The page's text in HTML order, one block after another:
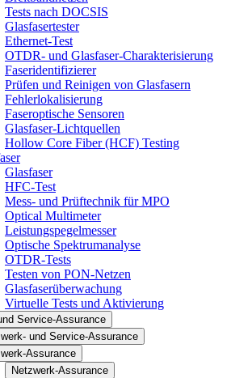
Tests nach DOCSIS
Glasfasertester
Ethernet-Test
OTDR- und Glasfaser-Charakterisierung
Faseridentifizierer
Prüfen und Reinigen von Glasfasern
Fehlerlokalisierung
Faseroptische Sensoren
Glasfaser-Lichtquellen
Hollow Core Fiber (HCF) Testing
Glasfaser
HFC-Test
Mess- und Prüftechnik für MPO
Optical Multimeter
Leistungspegelmesser
Optische Spektrumanalyse
OTDR-Tests
Testen von PON-Netzen
Glasfaserüberwachung
Virtuelle Tests und Aktivierung
Service-Assurance
und Service-Assurance
Assurance
Netzwerk-Assurance